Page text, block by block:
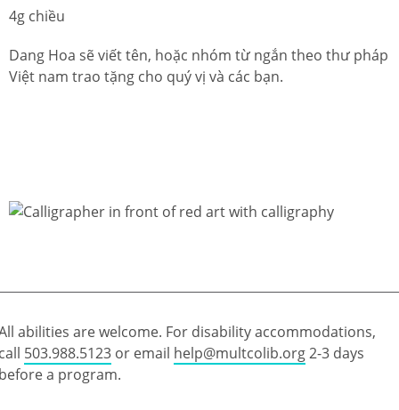
4g chiều
Dang Hoa sẽ viết tên, hoặc nhóm từ ngắn theo thư pháp
Việt nam trao tặng cho quý vị và các bạn.
abilities are welcome. For disability accommodations,
503.988.5123 or email help@multcolib.org2-3 days
a program.